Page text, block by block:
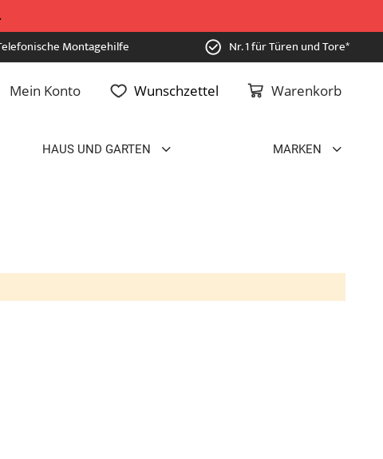
Montagehilfe Nr. 1 für Türen und Tore*
Warenkorb
Mein Konto Wunschzettel
HAUS UND GARTEN MARKEN